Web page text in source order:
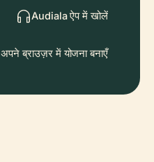
Audiala ऐप में खोलें
अपने ब्राउज़र में योजना बनाएँ